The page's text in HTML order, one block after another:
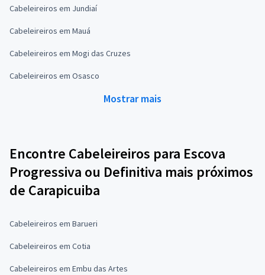
Cabeleireiros em Jundiaí
Cabeleireiros em Mauá
Cabeleireiros em Mogi das Cruzes
Cabeleireiros em Osasco
Mostrar mais
Encontre Cabeleireiros para Escova
Progressiva ou Definitiva mais próximos
de Carapicuiba
Cabeleireiros em Barueri
Cabeleireiros em Cotia
Cabeleireiros em Embu das Artes